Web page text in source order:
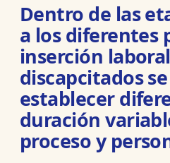
Dentro de las
a los diferentes
inserción
discapcitados
establecer
duración
proceso y